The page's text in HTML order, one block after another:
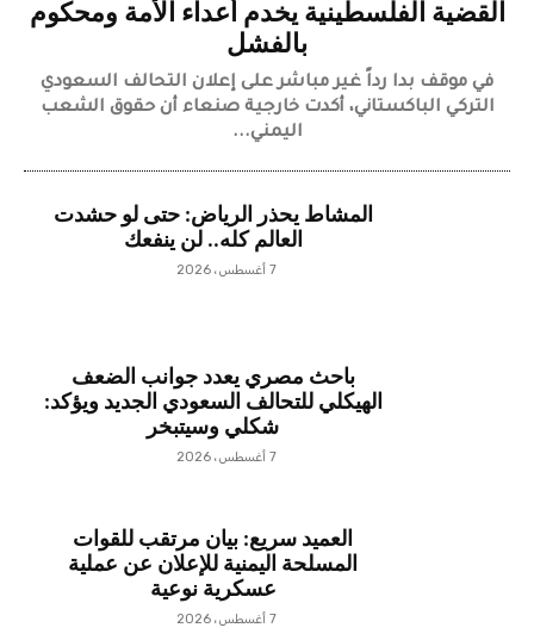
القضية الفلسطينية يخدم أعداء الأمة ومحكوم
بالفشل
في موقف بدا رداً غير مباشر على إعلان التحالف السعودي
التركي الباكستاني، أكدت خارجية صنعاء أن حقوق الشعب
اليمني...
المشاط يحذر الرياض: حتى لو حشدت
العالم كله.. لن ينفعك
7 أغسطس، 2026
باحث مصري يعدد جوانب الضعف
الهيكلي للتحالف السعودي الجديد ويؤكد:
شكلي وسيتبخر
7 أغسطس، 2026
العميد سريع: بيان مرتقب للقوات
المسلحة اليمنية للإعلان عن عملية
عسكرية نوعية
7 أغسطس، 2026